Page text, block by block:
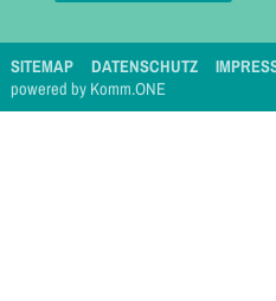
SITEMAP DATENSCHUTZ
powered by Komm.ONE